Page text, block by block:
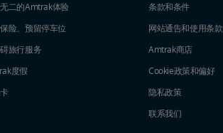
二的Amtrak体验
险、预留停车位
旅行服务
度假
条款和条件
网站通告和使用条款
Amtrak商店
Cookie政策和偏好
隐私政策
联系我们